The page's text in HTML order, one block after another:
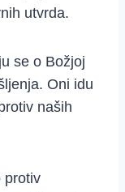
utvrda.
se o Božjoj
Oni idu
naših
protiv